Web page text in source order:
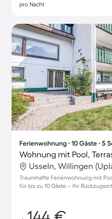
pro Nacht
Ferienwohnung ∙ 10 Gäste ∙ 5
Wohnung mit Pool,
Usseln, Willingen
Traumhafte Ferienwohnung mit
für bis zu 10 Gäste – Ihr